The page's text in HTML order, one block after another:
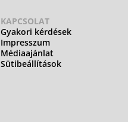
KAPCSOLAT
Gyakori kérdések
Impresszum
Médiaajánlat
Sütibeállítások